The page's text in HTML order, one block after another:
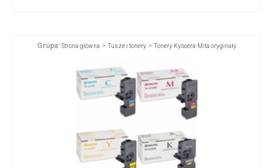
Grupa: Strona główna >Tusze i tonery>Tonery Kyocera-Mita oryginały